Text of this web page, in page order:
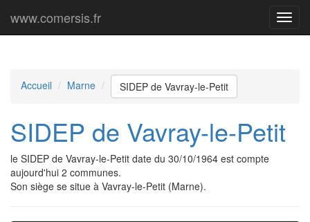
Menu
www.comersis.fr
Accueil Marne SIDEP de Vavray-le-Petit
SIDEP de Vavray-le-Petit
le SIDEP de Vavray-le-Petit date du 30/10/1964 est compte
aujourd'hui 2 communes.
Son siège se situe à Vavray-le-Petit (Marne).